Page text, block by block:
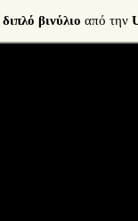
διπλό βινύλιο από την